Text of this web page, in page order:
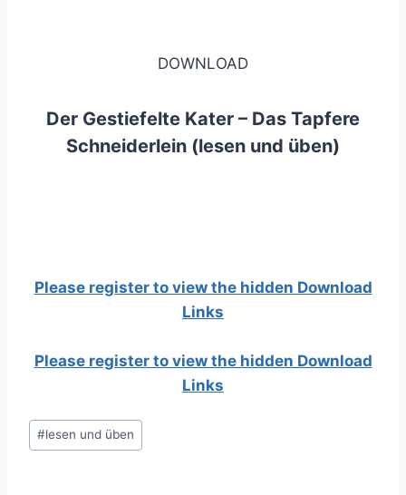
DOWNLOAD
Der Gestiefelte Kater – Das Tapfere
Schneiderlein (lesen und üben)
Please register to view the hidden Download
Links
Please register to view the hidden Download
Links
Post
Tags:
#lesen und üben